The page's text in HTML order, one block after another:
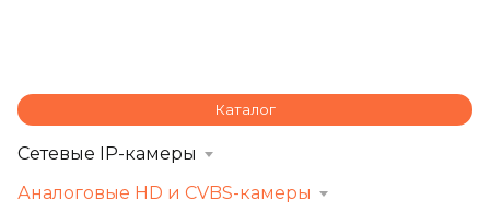
Каталог
Сетевые IP-камеры
Аналоговые HD и CVBS-камеры